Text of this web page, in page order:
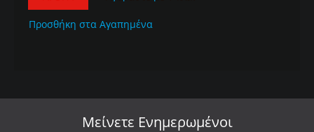
Προσθήκη στα Αγαπημένα
Μείνετε Ενημερωμένοι